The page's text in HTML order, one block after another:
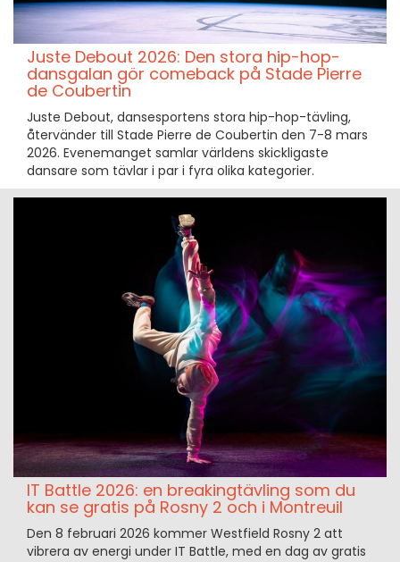
Juste Debout 2026: Den stora hip-hop-
dansgalan gör comeback på Stade Pierre
de Coubertin
Juste Debout, dansesportens stora hip-hop-tävling,
återvänder till Stade Pierre de Coubertin den 7-8 mars
2026. Evenemanget samlar världens skickligaste
dansare som tävlar i par i fyra olika kategorier.
IT Battle 2026: en breakingtävling som du
kan se gratis på Rosny 2 och i Montreuil
Den 8 februari 2026 kommer Westfield Rosny 2 att
vibrera av energi under IT Battle, med en dag av gratis